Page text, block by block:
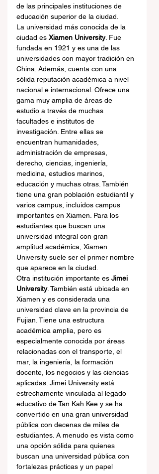
de las principales instituciones de
educación superior de la ciudad.
La universidad más conocida de la
ciudad es Xiamen University. Fue
fundada en 1921 y es una de las
universidades con mayor tradición en
China. Además, cuenta con una
sólida reputación académica a nivel
nacional e internacional. Ofrece una
gama muy amplia de áreas de
estudio a través de muchas
facultades e institutos de
investigación. Entre ellas se
encuentran humanidades,
administración de empresas,
derecho, ciencias, ingeniería,
medicina, estudios marinos,
educación y muchas otras. También
tiene una gran población estudiantil y
varios campus, incluidos campus
importantes en Xiamen. Para los
estudiantes que buscan una
universidad integral con gran
amplitud académica, Xiamen
University suele ser el primer nombre
que aparece en la ciudad.
Otra institución importante es Jimei
University. También está ubicada en
Xiamen y es considerada una
universidad clave en la provincia de
Fujian. Tiene una estructura
académica amplia, pero es
especialmente conocida por áreas
relacionadas con el transporte, el
mar, la ingeniería, la formación
docente, los negocios y las ciencias
aplicadas. Jimei University está
estrechamente vinculada al legado
educativo de Tan Kah Kee y se ha
convertido en una gran universidad
pública con decenas de miles de
estudiantes. A menudo es vista como
una opción sólida para quienes
buscan una universidad pública con
fortalezas prácticas y un papel